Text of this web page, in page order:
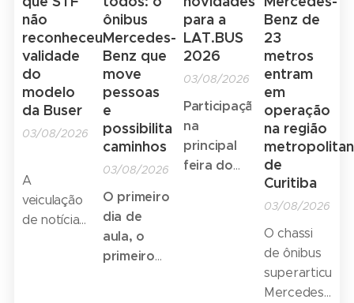
para
estudantes
do
município
em todo o
Brasil.
não
reconheceu
validade
do
modelo
da Buser
03/08/2026
A
veiculação
de notícias
ônibus
Mercedes-
Benz que
move
pessoas
e
possibilita
caminhos
03/08/2026
O primeiro
dia de
aula, o
primeiro
para a
LAT.BUS
2026
03/08/2026
Participação
na
principal
feira do
Benz de
23
metros
entram
em
operação
na região
de
Curitiba
03/08/2026
O chassi
de ônibus
Mercedes-